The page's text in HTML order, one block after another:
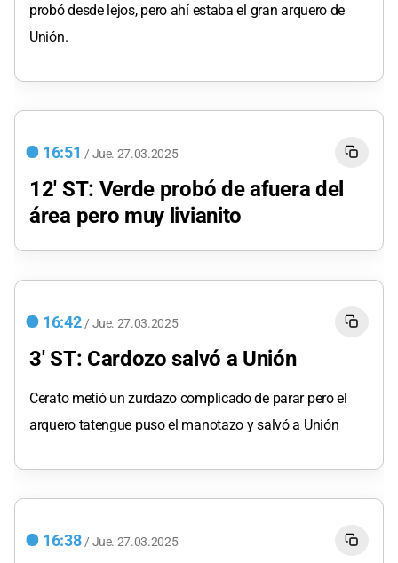
probó desde lejos, pero ahí estaba el gran arquero de
Unión.
16:51 / Jue. 27.03.2025
12' ST: Verde probó de afuera del
área pero muy livianito
16:42 / Jue. 27.03.2025
3' ST: Cardozo salvó a Unión
Cerato metió un zurdazo complicado de parar pero el
arquero tatengue puso el manotazo y salvó a Unión
16:38 / Jue. 27.03.2025